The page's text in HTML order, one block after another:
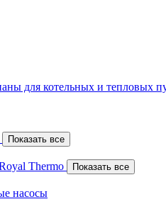
для котельных и тепловых
Показать все
Thermo Показать все
насосы